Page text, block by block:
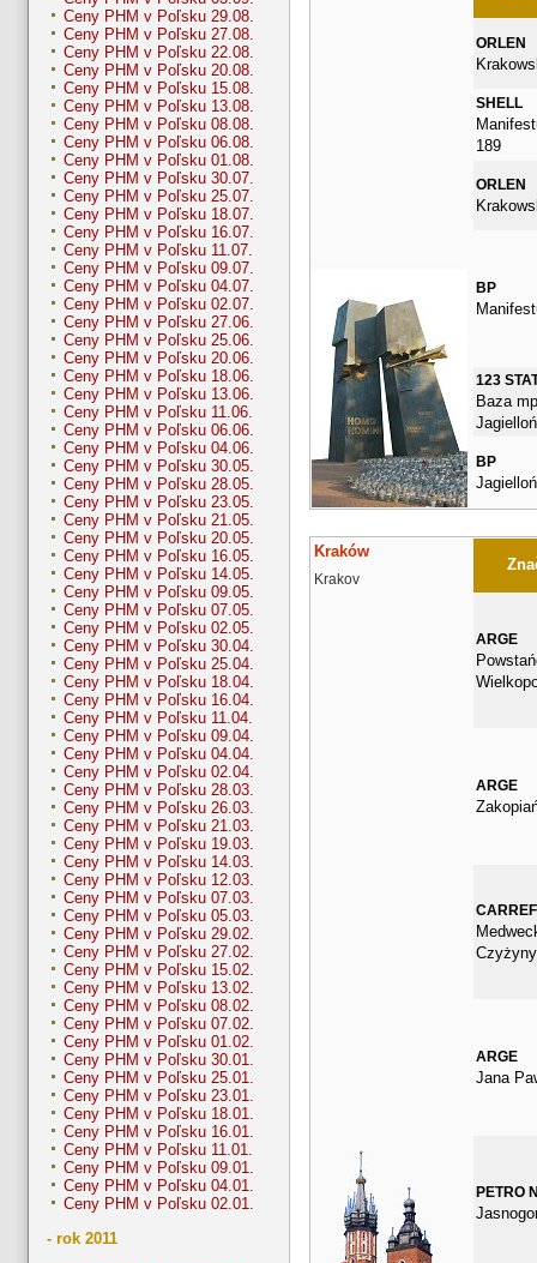
Ceny PHM v Poľsku 29.08.
Ceny PHM v Poľsku 27.08.
Ceny PHM v Poľsku 22.08.
Ceny PHM v Poľsku 20.08.
Ceny PHM v Poľsku 15.08.
Ceny PHM v Poľsku 13.08.
Ceny PHM v Poľsku 08.08.
Ceny PHM v Poľsku 06.08.
Ceny PHM v Poľsku 01.08.
Ceny PHM v Poľsku 30.07.
Ceny PHM v Poľsku 25.07.
Ceny PHM v Poľsku 18.07.
Ceny PHM v Poľsku 16.07.
Ceny PHM v Poľsku 11.07.
Ceny PHM v Poľsku 09.07.
Ceny PHM v Poľsku 04.07.
Ceny PHM v Poľsku 02.07.
Ceny PHM v Poľsku 27.06.
Ceny PHM v Poľsku 25.06.
Ceny PHM v Poľsku 20.06.
Ceny PHM v Poľsku 18.06.
Ceny PHM v Poľsku 13.06.
Ceny PHM v Poľsku 11.06.
Ceny PHM v Poľsku 06.06.
Ceny PHM v Poľsku 04.06.
Ceny PHM v Poľsku 30.05.
Ceny PHM v Poľsku 28.05.
Ceny PHM v Poľsku 23.05.
Ceny PHM v Poľsku 21.05.
Ceny PHM v Poľsku 20.05.
Ceny PHM v Poľsku 16.05.
Ceny PHM v Poľsku 14.05.
Ceny PHM v Poľsku 09.05.
Ceny PHM v Poľsku 07.05.
Ceny PHM v Poľsku 02.05.
Ceny PHM v Poľsku 30.04.
Ceny PHM v Poľsku 25.04.
Ceny PHM v Poľsku 18.04.
Ceny PHM v Poľsku 16.04.
Ceny PHM v Poľsku 11.04.
Ceny PHM v Poľsku 09.04.
Ceny PHM v Poľsku 04.04.
Ceny PHM v Poľsku 02.04.
Ceny PHM v Poľsku 28.03.
Ceny PHM v Poľsku 26.03.
Ceny PHM v Poľsku 21.03.
Ceny PHM v Poľsku 19.03.
Ceny PHM v Poľsku 14.03.
Ceny PHM v Poľsku 12.03.
Ceny PHM v Poľsku 07.03.
Ceny PHM v Poľsku 05.03.
Ceny PHM v Poľsku 29.02.
Ceny PHM v Poľsku 27.02.
Ceny PHM v Poľsku 15.02.
Ceny PHM v Poľsku 13.02.
Ceny PHM v Poľsku 08.02.
Ceny PHM v Poľsku 07.02.
Ceny PHM v Poľsku 01.02.
Ceny PHM v Poľsku 30.01.
Ceny PHM v Poľsku 25.01.
Ceny PHM v Poľsku 23.01.
Ceny PHM v Poľsku 18.01.
Ceny PHM v Poľsku 16.01.
Ceny PHM v Poľsku 11.01.
Ceny PHM v Poľsku 09.01.
Ceny PHM v Poľsku 04.01.
Ceny PHM v Poľsku 02.01.
- rok 2011
ORLEN
SHELL
189
ORLEN
BP
123
Baza
BP
Kraków
Krakov
ARGE
ARGE
Czyżyny
ARGE
Jana
PETRO